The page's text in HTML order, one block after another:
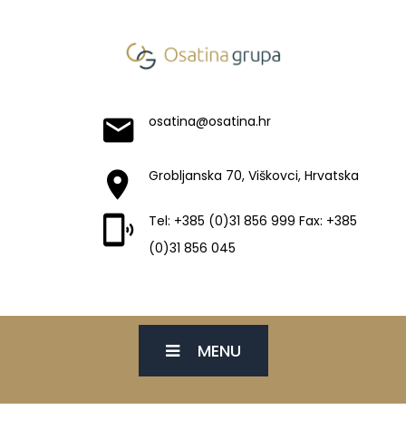
osatina@osatina.hr
Grobljanska 70, Viškovci, Hrvatska
Tel: +385 (0)31 856 999 Fax: +385
(0)31 856 045
MENU